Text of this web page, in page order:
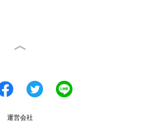
運営会社